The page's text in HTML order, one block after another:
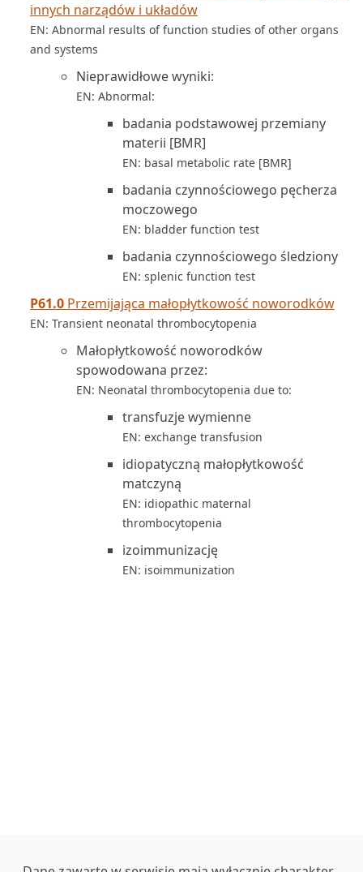
innych narządów i układów
EN: Abnormal results of function studies of other organs
and systems
Nieprawidłowe wyniki:
EN: Abnormal:
badania podstawowej przemiany
materii [BMR]
EN: basal metabolic rate [BMR]
badania czynnościowego pęcherza
moczowego
EN: bladder function test
badania czynnościowego śledziony
EN: splenic function test
P61.0 Przemijająca małopłytkowość noworodków
EN: Transient neonatal thrombocytopenia
Małopłytkowość noworodków
spowodowana przez:
EN: Neonatal thrombocytopenia due to:
transfuzje wymienne
EN: exchange transfusion
idiopatyczną małopłytkowość
matczyną
EN: idiopathic maternal
thrombocytopenia
izoimmunizację
EN: isoimmunization